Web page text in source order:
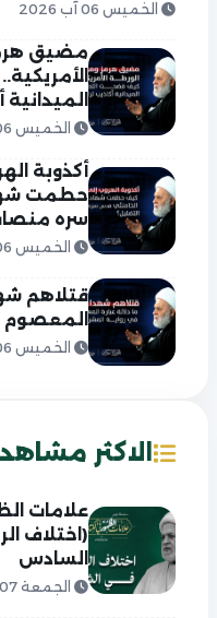
الخميس 06 آب 2026
مضيق
الخميس 06 آب 2026
أكذوبة
حطمت
سره
الخميس 06 آب 2026
قتلاهم
المعصوم
الخميس 06 آب 2026
الاكثر
علامات
(اختلاف
السادس
الجمعة 07 آب 2026